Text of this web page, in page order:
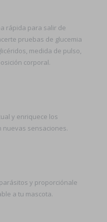
rápida para salir de
pruebas de glucemia
medida de pulso,
corporal.
y enriquece los
nuevas sensaciones.
y proporciónale
a tu mascota.